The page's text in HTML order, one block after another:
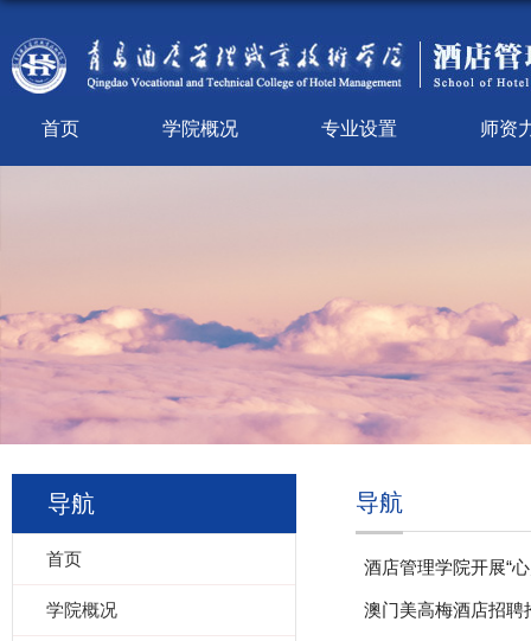
首页 学院概况 专业设置 师资
导航
首页
学院概况
导航
酒店管理学院开展“
澳门美高梅酒店招聘